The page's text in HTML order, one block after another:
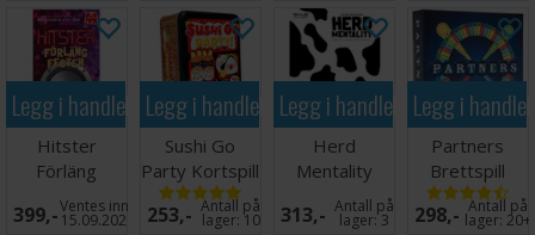
Legg i handlekurven
Hitster
Förläng
Festen -
SVENSK
399,-Ventes inn
15.09.2026
Legg i handlekurven
Sushi Go
Party Kortspill
253,- Antall på
lager: 10
Legg i handlekurven
Herd
Mentality
Partyspill
313,- Antall på
lager:3
Legg i
Partners
Brettspill
(Norsk)
298,- Antall på
lager:20+